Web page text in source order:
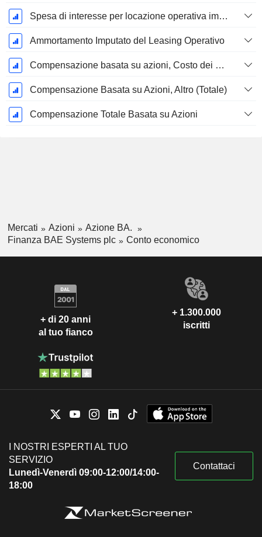
Spesa di interesse per locazione operativa imputata
Ammortamento Imputato del Leasing Operativo
Compensazione basata su azioni, Costo dei beni venduti (Totale)
Compensazione Basata su Azioni, Altro (Totale)
Compensazione Totale Basata su Azioni
Mercati Azioni
Azione BA.
Finanza BAE Systems plc
Conto economico
+ di 20 anni
al tuo fianco
+ 1.300.000
iscritti
I NOSTRI ESPERTI AL TUO
SERVIZIO
Lunedì-Venerdì 09:00-12:00/14:00-
18:00
Contattaci